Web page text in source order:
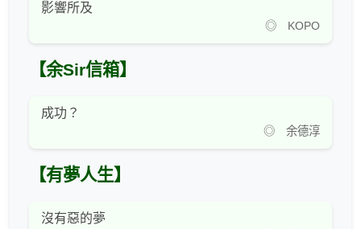
影響所及
◎ KOPO
【余Sir信箱】
成功？
◎ 余德淳
【有夢人生】
沒有惡的夢